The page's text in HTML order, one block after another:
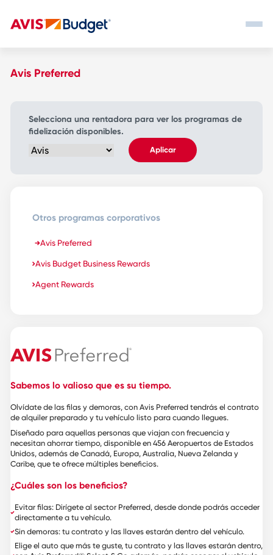
Avis Preferred
Selecciona una rentadora para ver los programas de
fidelización disponibles.
Aplicar
Sabemos lo valioso que es su tiempo.
Olvídate de las filas y demoras, con Avis Preferred tendrás el contrato
de alquiler preparado y tu vehículo listo para cuando llegues.
Diseñado para aquellas personas que viajan con frecuencia y
necesitan ahorrar tiempo, disponible en 456 Aeropuertos de Estados
Unidos, además de Canadá, Europa, Australia, Nueva Zelanda y
Caribe, que te ofrece múltiples beneficios.
¿Cuáles son los beneficios?
Evitar filas: Dirígete al sector Preferred, desde donde podrás acceder
directamente a tu vehículo.
Sin demoras: tu contrato y las llaves estarán dentro del vehículo.
Elige el auto que más te guste, tu contrato y las llaves estarán dentro,
Otros programas corporativos
Avis Preferred
Avis Budget Business Rewards
Agent Rewards